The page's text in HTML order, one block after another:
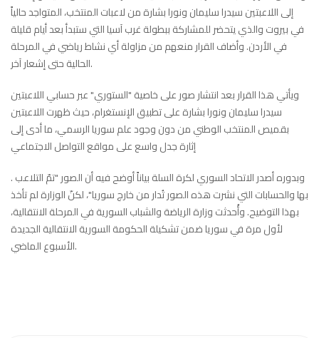
إلى اللاعبتين سيدرا سليمان ونورا بشارة من لاعبات المنتخب، المتواجد حالياً
في بيروت والذي يتحضر للمشاركة ببطولة غرب آسيا التي ستبدأ بعد أيام قليلة
في الأردن. وأضاف القرار منعهم من مزاولة أي نشاط رياضي في المرحلة
الحالية حتى إشعار آخر.
ويأتي هذا القرار بعد انتشار صور على خاصية "الستوري" عبر حسابي اللاعبتين
سيدرا سليمان ونورا بشارة على تطبيق الإنستغرام، حيث ظهرت اللاعبتين
بقميص المنتخب الوطني من دون وجود علم سوريا الرسمي، ما أدى إلى
إثارة جدل واسع على مواقع التواصل الاجتماعي
. وبدوره أصدر الاتحاد السوري لكرة السلة بياناً أوضح فيه أن الصور "تمّ التلاعب
بها والحسابات التي نشرت هذه الصور تُدار من خارج سوريا"، لكنّ الوزارة لم تأخذ
بهذا التوضيح. وأُحدثت وزارة الرياضة والشباب السورية في المرحلة الانتقالية،
لأول مرة في سوريا ضمن تشكيلة الحكومة السورية الانتقالية الجديدة
الأسبوع الماضي.